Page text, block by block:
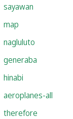
sayawan
map
nagluluto
generaba
hinabi
aeroplanes-all
therefore